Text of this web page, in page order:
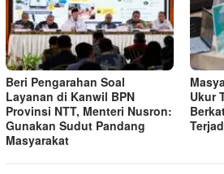
Beri Pengarahan Soal
Layanan di Kanwil BPN
Provinsi NTT, Menteri Nusron:
Gunakan Sudut Pandang
Masyarakat
Ukur